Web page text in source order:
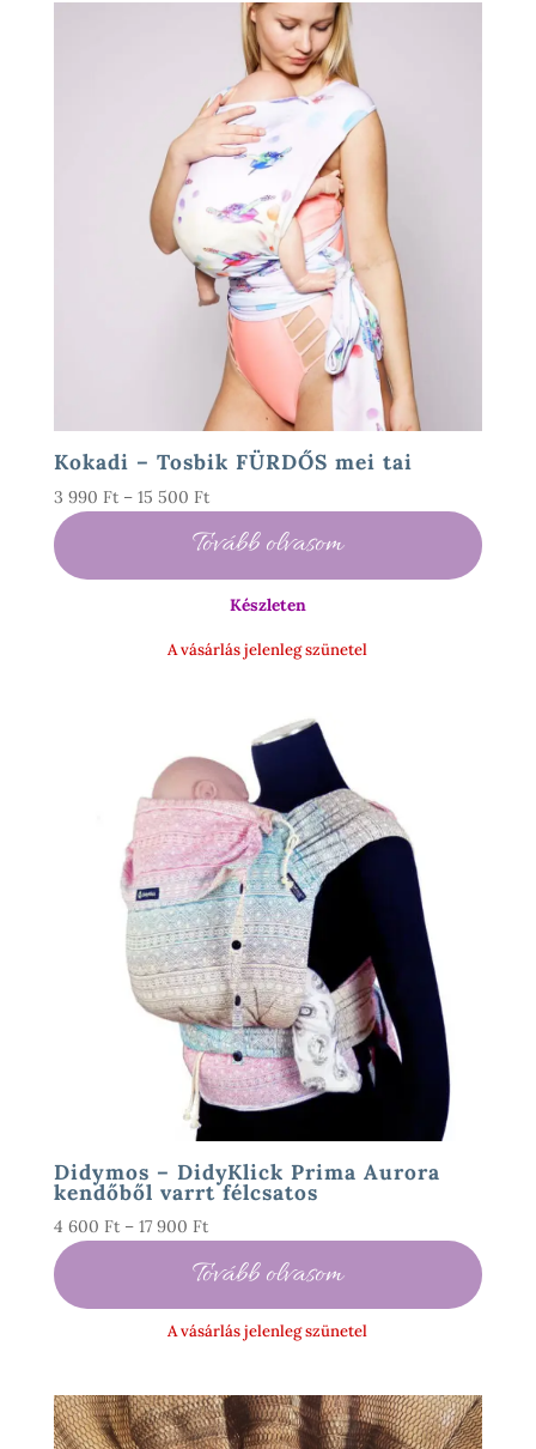
Kokadi – Tosbik FÜRDŐS mei tai
3 990 Ft – 15 500 FtÁrtartomány:
990 Ft
-
Tovább olvasom
Készleten
A vásárlás jelenleg szünetel
Didymos – DidyKlick Prima Aurora
kendőből varrt félcsatos
4 600 Ft – 17 900 FtÁrtartomány:
600 Ft
-
17
Tovább olvasom
A vásárlás jelenleg szünetel